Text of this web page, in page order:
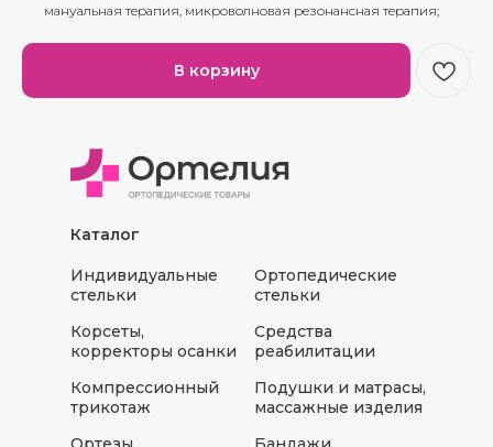
мануальная терапия, микроволновая резонансная терапия;
В корзину
Каталог
Индивидуальные
стельки
Корсеты,
корректоры осанки
Компрессионный
трикотаж
Ортопедические
стельки
Средства
реабилитации
Подушки и матрасы,
массажные изделия